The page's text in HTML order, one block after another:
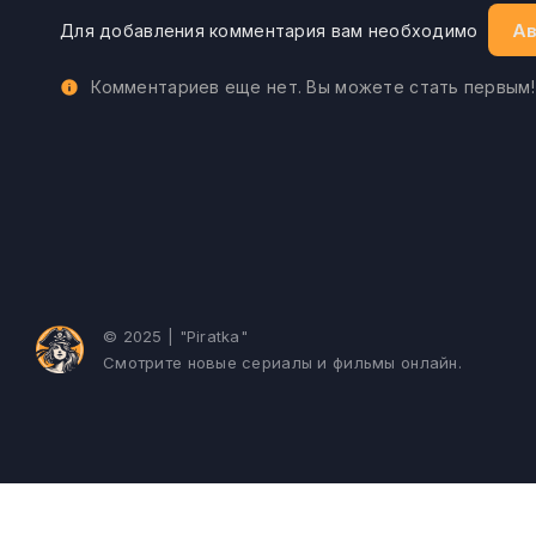
Для добавления комментария вам необходимо
Комментариев еще нет. Вы можете стать первым!
© 2025 | "Piratka"
Смотрите новые сериалы и фильмы онлайн.